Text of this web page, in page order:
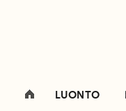
LUONTO